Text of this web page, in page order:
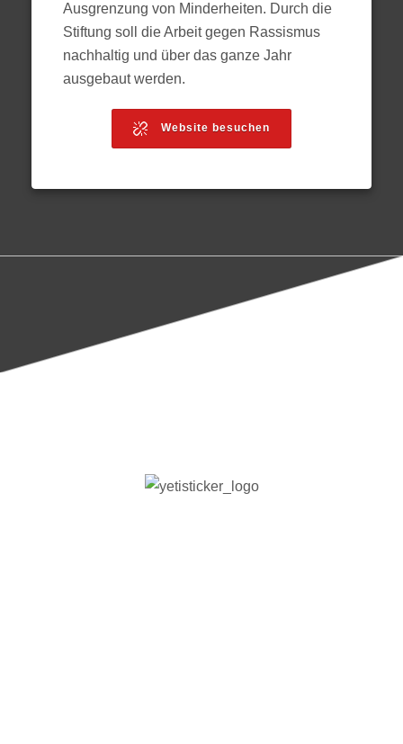
Ausgrenzung von Minderheiten. Durch die
Stiftung soll die Arbeit gegen Rassismus
nachhaltig und über das ganze Jahr
ausgebaut werden.
Website besuchen